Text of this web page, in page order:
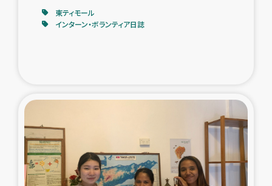
東ティモール
インターン・ボランティア日誌